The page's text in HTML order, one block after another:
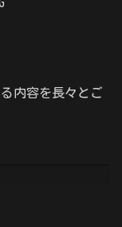
内容を長々とご